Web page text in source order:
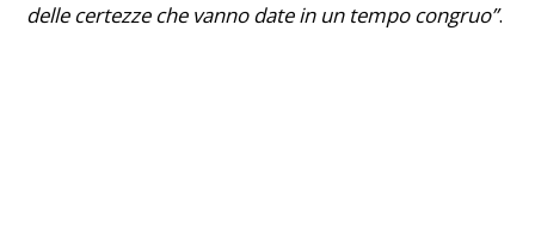
delle certezze che vanno date in un tempo congruo”.